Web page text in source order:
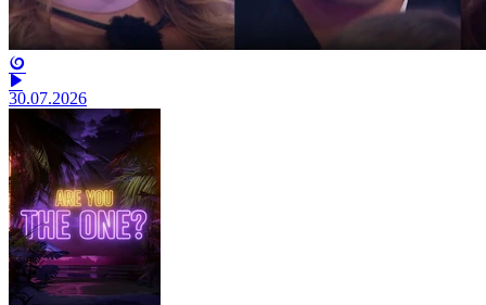
30.07.2026